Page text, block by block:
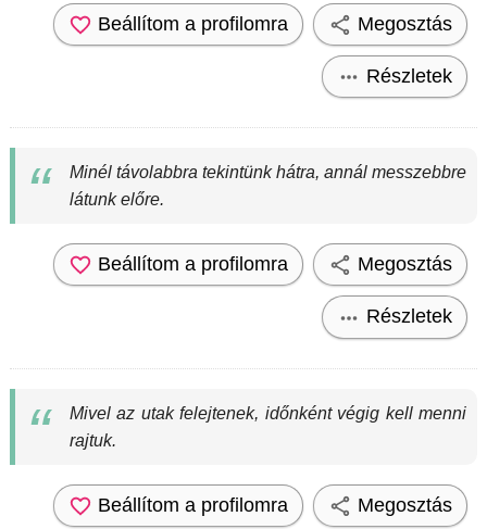
Beállítom a profilomra Megosztás
Részletek
Minél távolabbra tekintünk hátra, annál messzebbre
látunk előre.
Beállítom a profilomra Megosztás
Részletek
Mivel az utak felejtenek, időnként végig kell menni
rajtuk.
Beállítom a profilomra Megosztás